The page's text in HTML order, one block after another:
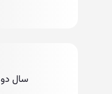
سال